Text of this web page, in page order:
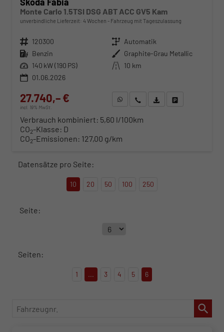
Monte Carlo 1.5TSI DSG ABT ACC GV5 Kam
unverbindliche Lieferzeit: 4 Wochen Fahrzeug mit Tageszulassung
Fahrzeugnr. 120300 Getriebe Automatik
Kraftstoff Benzin Außenfarbe Graphite-Grau Metallic
Leistung 140 kW (190 PS) Kilometerstand 10 km
01.06.2026
27.740,– €
incl. 19% MwSt.
WhatsApp anfragen
Wir rufen Sie anFahrzeugexposé (PDF)
Verbrauch kombiniert: 5,60 l/100km
CO2-Klasse: D
CO2-Emissionen: 127,00 g/km
Datensätze pro Seite:
10 20 50 100 250
Seite:
Seiten:
1 ... 3 4 5 6
Fahrzeugnr.